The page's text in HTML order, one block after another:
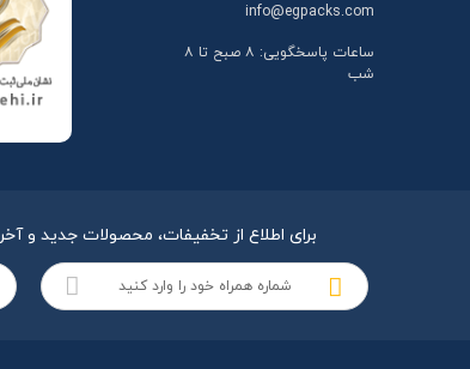
info@egpacks.com
ساعات پاسخگویی: ۸ صبح تا ۸
شب
برای اطلاع از تخفیفات، محصولات جدید و